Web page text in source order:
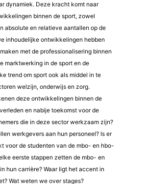
dynamiek. Deze kracht komt naar
binnen de sport, zowel
absolute en relatieve aantallen op de
inhoudelijke ontwikkelingen hebben
met de professionalisering binnen
marktwerking in de sport en de
trend om sport ook als middel in te
welzijn, onderwijs en zorg.
deze ontwikkelingen binnen de
en nabije toekomst voor de
die in deze sector werkzaam zijn?
werkgevers aan hun personeel? Is er
voor de studenten van de mbo- en hbo-
eerste stappen zetten de mbo- en
hun carrière? Waar ligt het accent in
Wat weten we over stages?